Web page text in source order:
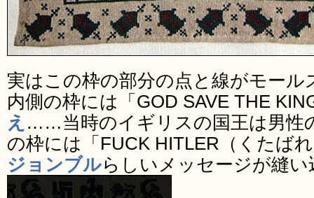
実はこの枠の部分の点と線がモー
内側の枠には「GOD SAVE THE
え ……当時のイギリスの国王は男性
の枠には「FUCK HITLER（くたば
ジョンブルらしいメッセージが縫